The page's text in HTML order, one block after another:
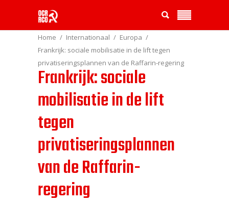
Home Internationaal
Europa
Frankrijk: sociale mobilisatie in de lift tegen
privatiseringsplannen van de Raffarin-regering
Frankrijk: sociale
mobilisatie in de lift
tegen
privatiseringsplannen
van de Raffarin-
regering